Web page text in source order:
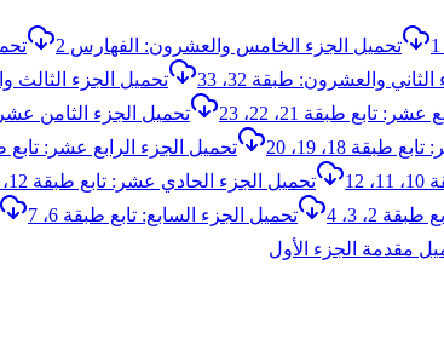
تحميل الجزء الخامس والعشرون: الفهارس 2 تحميل
والعشرون: طبقة 32، 33 تحميل الجزء الثالث
تابع طبقة 21، 22، 23 تحميل الجزء الثامن عشر:
18، 19، 20 تحميل الجزء الرابع عشر: تابع طبقة 16،
تحميل الجزء الحادي عشر: تابع طبقة 12، 13
2، 3، 4 تحميل الجزء السابع: تابع طبقة 6، 7
مقدمة الجزء الأول